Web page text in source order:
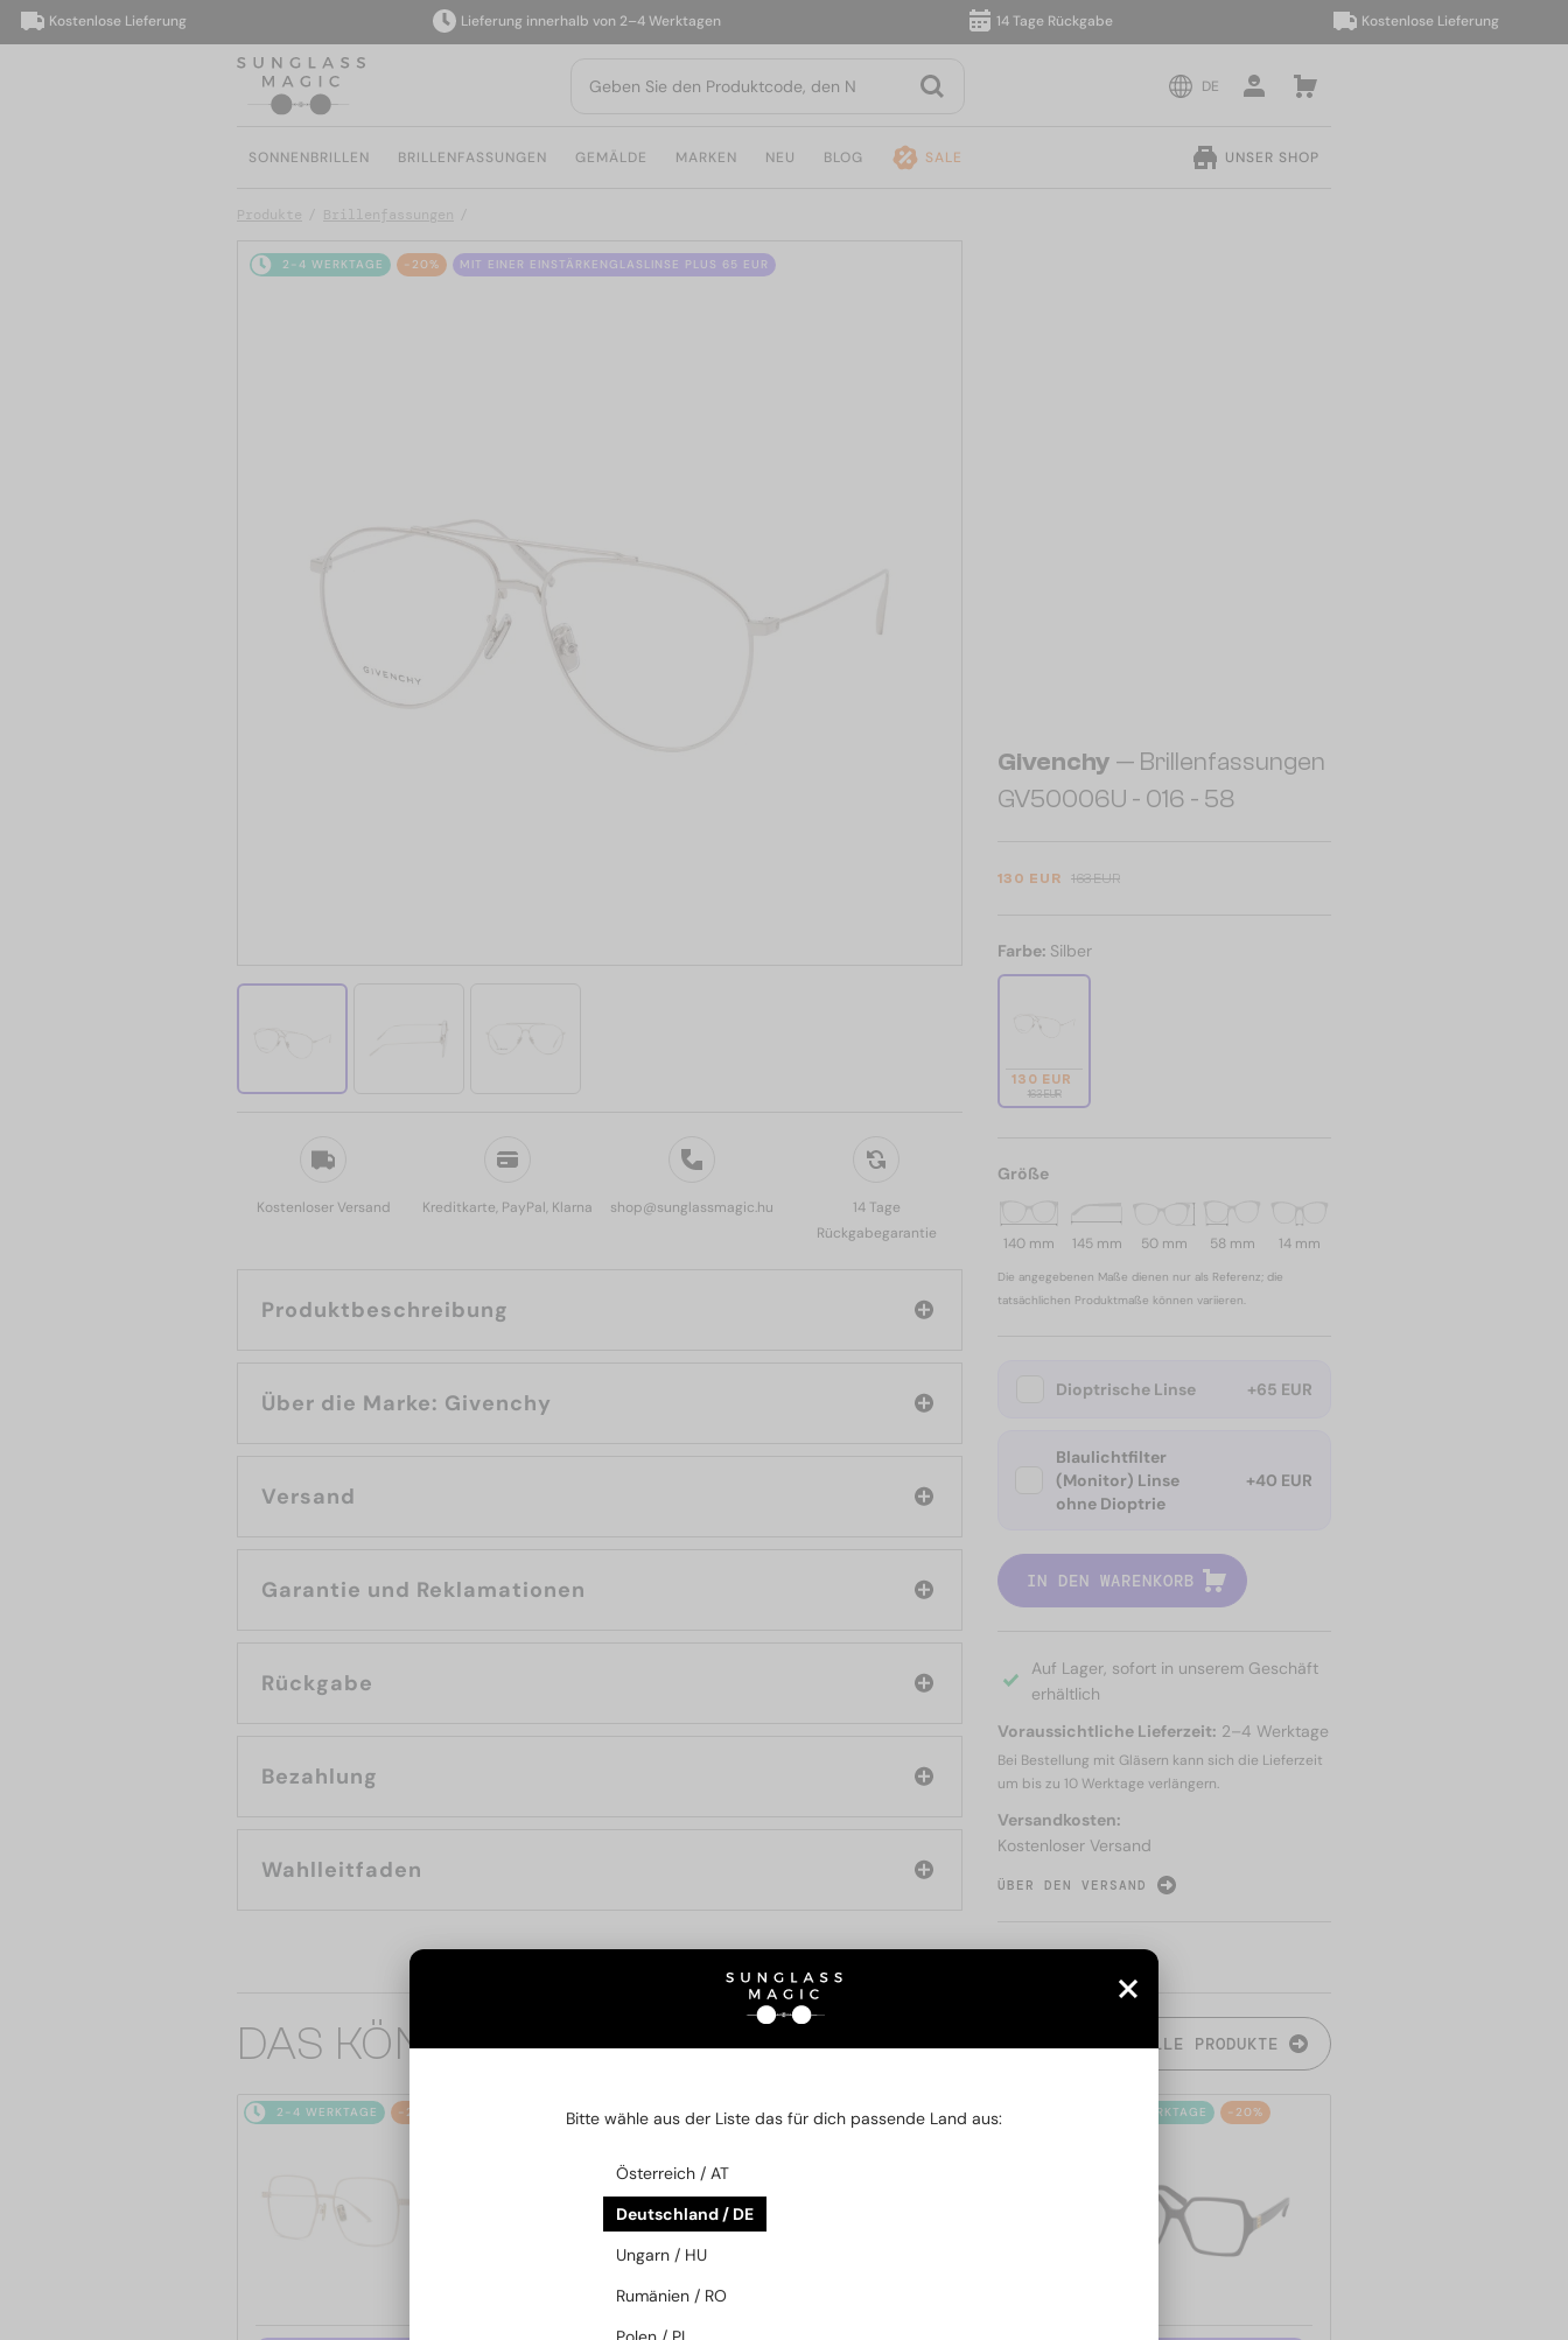
Kostenlose Lieferung Lieferung innerhalb von 2–4 Werktagen 14 Tage Rückgabe Kostenlose Lieferung
DE
SONNENBRILLEN BRILLENFASSUNGEN GEMÄLDE MARKEN NEU BLOG SALE UNSER SHOP
Produkte Brillenfassungen
2-4 WERKTAGE -20% MIT EINER EINSTÄRKENGLASLINSE PLUS 65 EUR
Kostenloser Versand Kreditkarte, PayPal, Klarna shop@sunglassmagic.hu
14 Tage
Rückgabegarantie
Produktbeschreibung
Über die Marke: Givenchy
Versand
Garantie und Reklamationen
Rückgabe
Bezahlung
Wahlleitfaden
Givenchy — Brillenfassungen
GV50006U - 016 - 58
130 EUR 163 EUR
Farbe: Silber
130 EUR
163 EUR
Größe
140 mm 145 mm 50 mm 58 mm 14 mm
Die angegebenen Maße dienen nur als Referenz; die
tatsächlichen Produktmaße können variieren.
Dioptrische Linse +65 EUR
Blaulichtfilter
(Monitor) Linse
ohne Dioptrie
+40 EUR
IN DEN WARENKORB
Auf Lager, sofort in unserem Geschäft
erhältlich
Voraussichtliche Lieferzeit: 2–4 Werktage
Bei Bestellung mit Gläsern kann sich die Lieferzeit
um bis zu 10 Werktage verlängern.
Versandkosten:
Kostenloser Versand
ÜBER DEN VERSAND
DAS KÖNNTE SIE AUCH INTERESSIEREN ALLE PRODUKTE
2-4 WERKTAGE -20% 2-4 WERKTAGE -20% 2-4 WERKTAGE -20% 2-4 WERKTAGE -20%
Bitte wähle aus der Liste das für dich passende Land aus:
Österreich / AT
Deutschland / DE
Ungarn / HU
Rumänien / RO